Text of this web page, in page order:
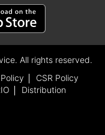
All rights reserved.
CSR Policy
Distribution